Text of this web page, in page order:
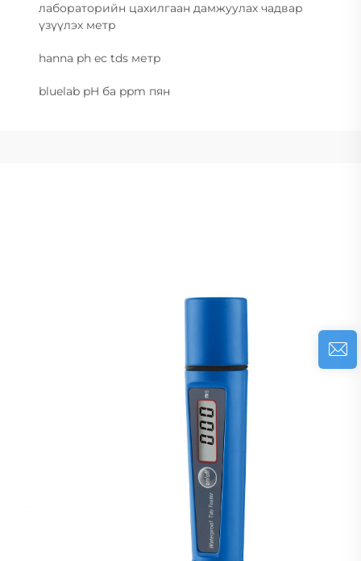
лабораторийн цахилгаан дамжуулах чадвар
үзүүлэх метр
hanna ph ec tds метр
bluelab pH ба ppm пян